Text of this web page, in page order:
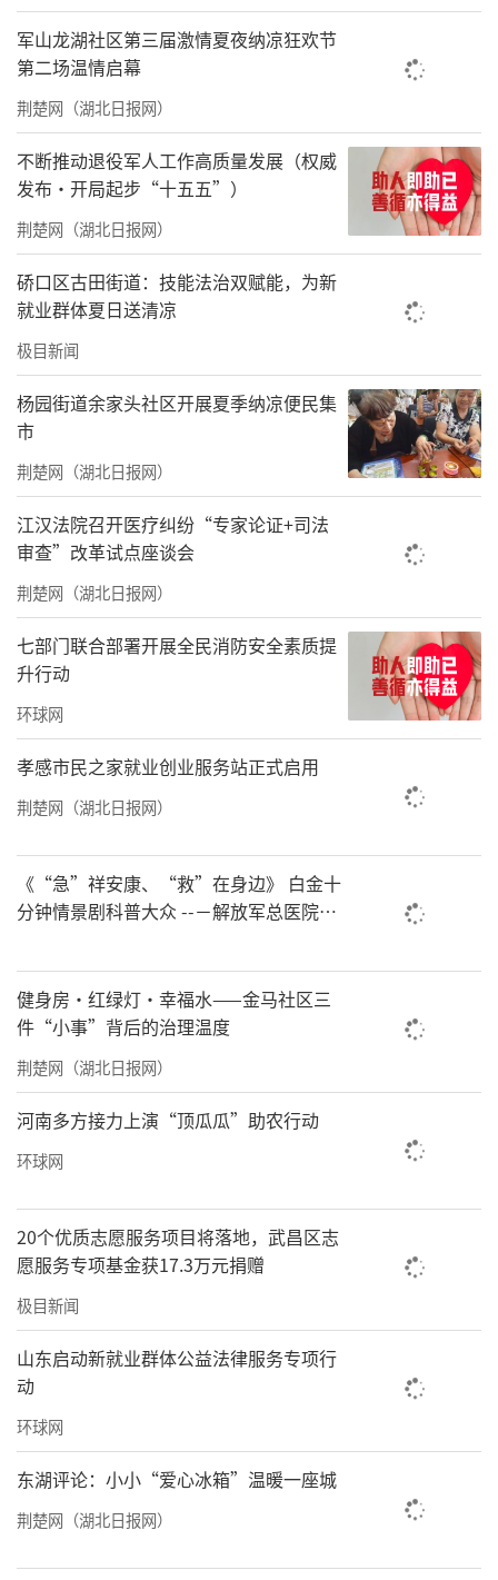
启动仪式上，四川省教育基金会理事长重
点重申项目三大刚性原则：严守纯公益属性，
所有进校园宣讲、演练、物资帮扶一律免费；
错峰开展活动，不干扰正常教学秩序；全流程
台账管理、信息公开、闭环绩效评价，筑牢合
规运行底线。现场还发布《平安校园和美社区
安全共建倡议书》，倡导构建学校、社区、家
庭、企业四方安全共治格局。
据项目规划，该公益工程分三阶段五年推
进：前两年建成成都示范枢纽与百个校社示范
点位；第三至四年布局川南、川东北、川西区
域站点，上线线上科普课堂实现全域辐射；第
五年形成成熟标准体系，向西南地区输出四川
校社联动应急公益模式。
下一步，四川省教育基金会将在省教育厅
指导下，严格落实项目五年规划，持续打通应
急安全教育进校园、进社区、进家庭最后一公
里，以系统化公益实践夯实平安校园、平安四
军山龙湖社区第三届激情夏夜纳凉狂欢节
第二场温情启幕
荆楚网（湖北日报网）
不断推动退役军人工作高质量发展（权威
发布·开局起步“十五五”）
荆楚网（湖北日报网）
硚口区古田街道：技能法治双赋能，为新
就业群体夏日送清凉
极目新闻
杨园街道余家头社区开展夏季纳凉便民集
市
荆楚网（湖北日报网）
江汉法院召开医疗纠纷“专家论证+司法
审查”改革试点座谈会
荆楚网（湖北日报网）
七部门联合部署开展全民消防安全素质提
升行动
环球网
孝感市民之家就业创业服务站正式启用
荆楚网（湖北日报网）
《“急”祥安康、“救”在身边》 白金十
分钟情景剧科普大众 --－解放军总医院首
浸义诊活动
健身房·红绿灯·幸福水——金马社区三
件“小事”背后的治理温度
荆楚网（湖北日报网）
河南多方接力上演“顶瓜瓜”助农行动
环球网
20个优质志愿服务项目将落地，武昌区志
愿服务专项基金获17.3万元捐赠
极目新闻
山东启动新就业群体公益法律服务专项行
动
环球网
东湖评论：小小“爱心冰箱”温暖一座城
荆楚网（湖北日报网）